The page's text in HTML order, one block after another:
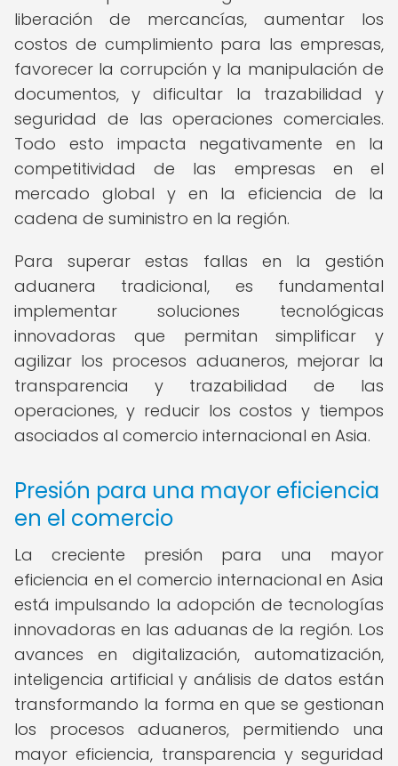
liberación de mercancías, aumentar los
costos de cumplimiento para las empresas,
favorecer la corrupción y la manipulación de
documentos, y dificultar la trazabilidad y
seguridad de las operaciones comerciales.
Todo esto impacta negativamente en la
competitividad de las empresas en el
mercado global y en la eficiencia de la
cadena de suministro en la región.
Para superar estas fallas en la gestión
aduanera tradicional, es fundamental
implementar soluciones tecnológicas
innovadoras que permitan simplificar y
agilizar los procesos aduaneros, mejorar la
transparencia y trazabilidad de las
operaciones, y reducir los costos y tiempos
asociados al comercio internacional en Asia.
Presión para una mayor eficiencia
en el comercio
La creciente presión para una mayor
eficiencia en el comercio internacional en Asia
está impulsando la adopción de tecnologías
innovadoras en las aduanas de la región. Los
avances en digitalización, automatización,
inteligencia artificial y análisis de datos están
transformando la forma en que se gestionan
los procesos aduaneros, permitiendo una
mayor eficiencia, transparencia y seguridad